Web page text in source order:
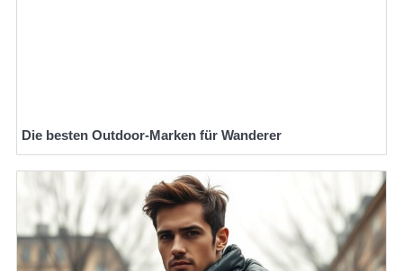
Die besten Outdoor-Marken für Wanderer